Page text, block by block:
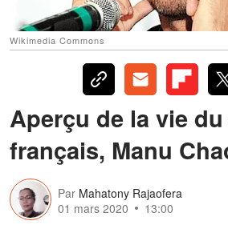
Wikimedia Commons
Aperçu de la vie
français, Manu
Par Mahatony Rajaofera
01 mars 2020
13:00